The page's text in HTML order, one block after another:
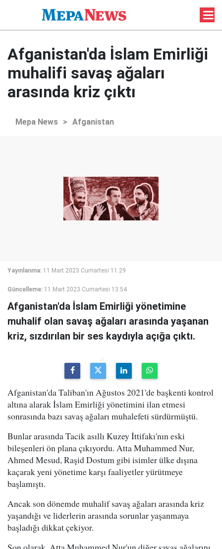
Afganistan'da İslam Emirliği
muhalifi savaş ağaları
arasında kriz çıktı
Mepa News > Afganistan
Yayınlanma: 11 Mart 2023 Cumartesi 11:29
Güncelleme: 11 Mart 2023 Cumartesi 13:54
Afganistan'da İslam Emirliği yönetimine
muhalif olan savaş ağaları arasında yaşanan
kriz, sızdırılan bir ses kaydıyla açığa çıktı.
Afganistan'da Taliban'ın Ağustos 2021'de başkenti kontrol
altına alarak İslam Emirliği yönetimini ilan etmesi
sonrasında bazı savaş ağaları muhalefeti sürdürmüştü.
Bunlar arasında Tacik asıllı Kuzey İttifakı'nın eski
bileşenleri ön plana çıkıyordu. Atta Muhammed Nur,
Ahmed Mesud, Raşid Dostum gibi isimler ülke dışına
kaçarak yeni yönetime karşı faaliyetler yürütmeye
başlamıştı.
Ancak son dönemde muhalif savaş ağaları arasında kriz
yaşandığı ve liderlerin arasında sorunlar yaşanmaya
başladığı dikkat çekiyor.